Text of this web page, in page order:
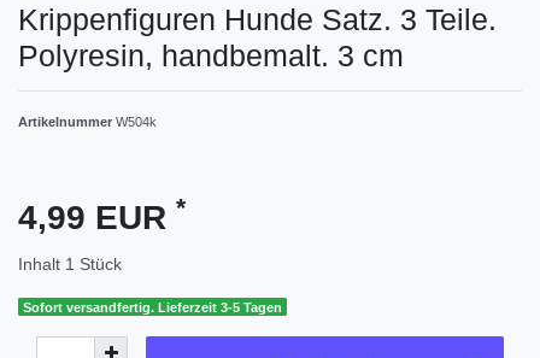
Krippenfiguren Hunde Satz. 3 Teile.
Polyresin, handbemalt. 3 cm
Artikelnummer W504k
4,99 EUR *
Inhalt 1 Stück
Sofort versandfertig. Lieferzeit 3-5 Tagen